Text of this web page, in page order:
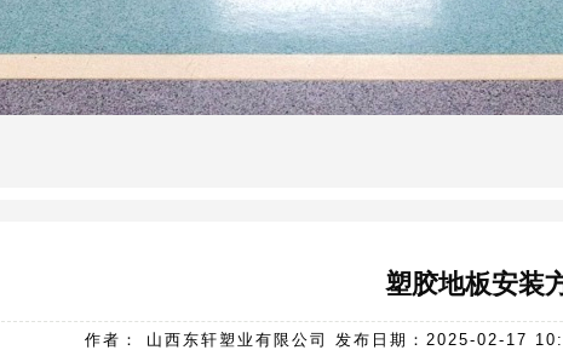
塑胶地板安装
作者： 山西东轩塑业有限公司 发布日期：2025-02-17